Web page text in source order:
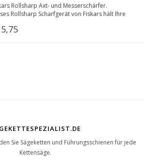
Ihre Axt scharf!
Rollsharp Axt- und Messerschärfer.
Rollsharp Scharfgerät von Fiskars hält Ihre
Sie Sägeketten und Führungsschienen für jede
Kettensäge.